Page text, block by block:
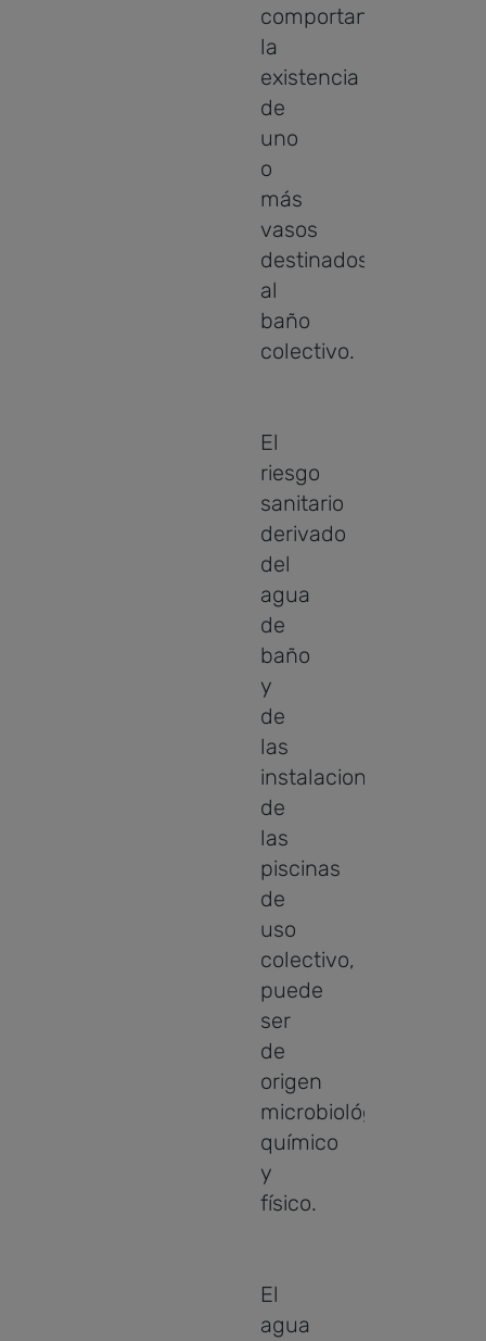
comportan
la
existencia
de
uno
o
más
vasos
destinados
al
baño
colectivo.
El
riesgo
sanitario
derivado
del
agua
de
baño
y
de
las
instalaciones
de
las
piscinas
de
uso
colectivo,
puede
ser
de
origen
microbiológico,
químico
y
físico.
El
agua